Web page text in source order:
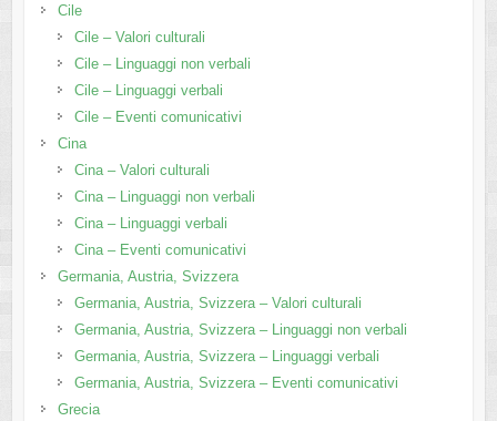
Cile
Cile – Valori culturali
Cile – Linguaggi non verbali
Cile – Linguaggi verbali
Cile – Eventi comunicativi
Cina
Cina – Valori culturali
Cina – Linguaggi non verbali
Cina – Linguaggi verbali
Cina – Eventi comunicativi
Germania, Austria, Svizzera
Germania, Austria, Svizzera – Valori culturali
Germania, Austria, Svizzera – Linguaggi non verbali
Germania, Austria, Svizzera – Linguaggi verbali
Germania, Austria, Svizzera – Eventi comunicativi
Grecia